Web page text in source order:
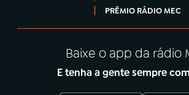
PRÊMIO RÁDIO MEC
Baixe o app da rádio
E tenha a gente sempre